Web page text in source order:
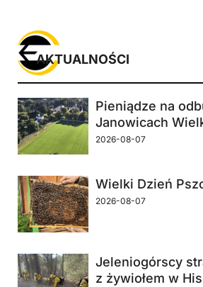
Pieniądze na
Janowicach
2026-08-07
Wielki Dzień
2026-08-07
Jeleniogórscy
z żywiołem w
AKTUALNOŚCI